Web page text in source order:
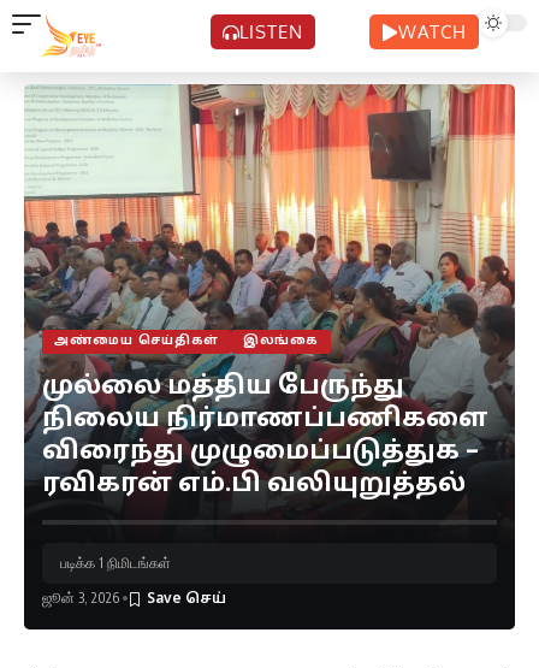
LISTEN WATCH
அண்மைய செய்திகள் இலங்கை
முல்லை மத்திய பேருந்து
நிலைய நிர்மாணப்பணிகளை
விரைந்து முழுமைப்படுத்துக –
ரவிகரன் எம்.பி வலியுறுத்தல்
ஜூன் 3, 2026
படிக்க 1 நிமிடங்கள்